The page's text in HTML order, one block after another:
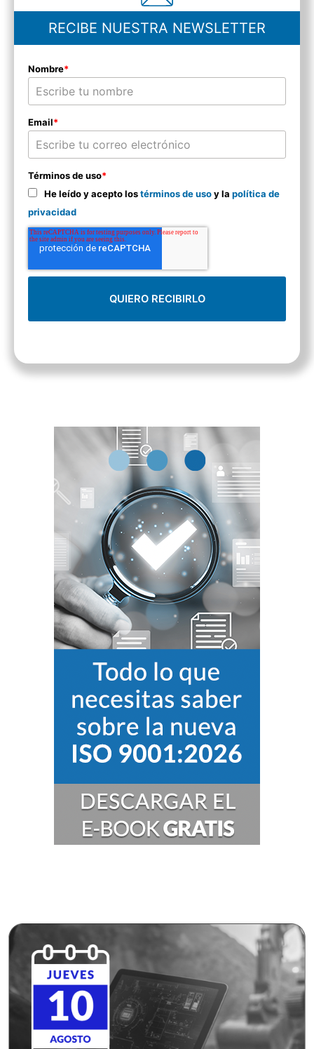
RECIBE NUESTRA NEWSLETTER
Nombre*
Email*
Términos de uso*
He leído y acepto lostérminos de usoy la política de
privacidad